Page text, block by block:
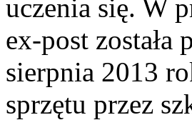
uczenia się. W
ex-post została
sierpnia 2013
sprzętu przez